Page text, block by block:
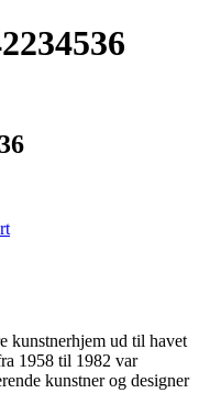
kunstnerhjem ud til havet
1958 til 1982 var
kunstner og designer